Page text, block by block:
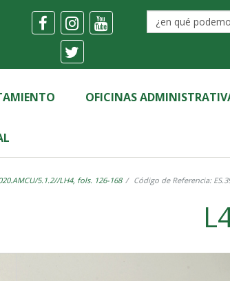
OFICINAS
5.1.2//LH4, fols. 126-168 Código de Referencia: